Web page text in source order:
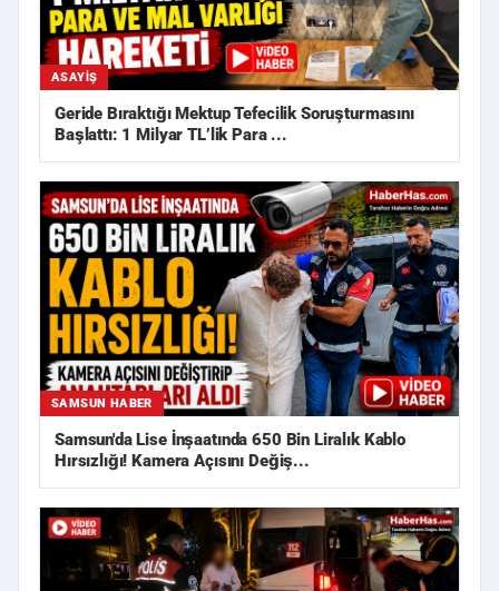
ASAYIŞ
Geride Bıraktığı Mektup Tefecilik Soruşturmasını
Başlattı: 1 Milyar TL’lik Para ...
SAMSUN HABER
Samsun'da Lise İnşaatında 650 Bin Liralık Kablo
Hırsızlığı! Kamera Açısını Değiş...